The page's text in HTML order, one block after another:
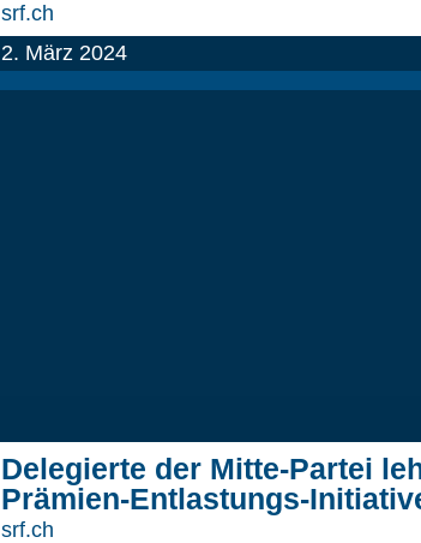
srf.ch
2. März 2024
Delegierte der Mitte-Partei
Prämien-Entlastungs-
srf.ch